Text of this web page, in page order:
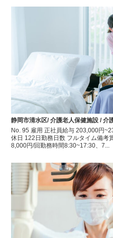
静岡市清水区
No. 95 雇用 正社員給与 203,000円
休日 122日勤務日数 フルタイム備考
8,000円/回勤務時間8:30~17:30、7...